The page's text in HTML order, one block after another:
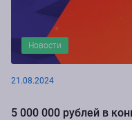
Новости
21.08.2024
5 000 000 рублей в